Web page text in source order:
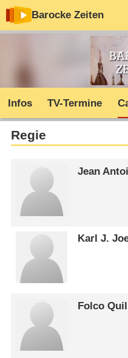
Barocke Zeiten
Infos TV-Termine
Regie
Jean
Karl J.
Folco